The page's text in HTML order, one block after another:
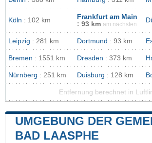
Köln : 102 km
Frankfurt am Main
: 93 km am nächsten
Leipzig : 281 km Dortmund : 93 km
Bremen : 1551 km Dresden : 373 km
Nürnberg : 251 km Duisburg : 128 km
Entfernung berechnet in
UMGEBUNG DER
BAD LAASPHE